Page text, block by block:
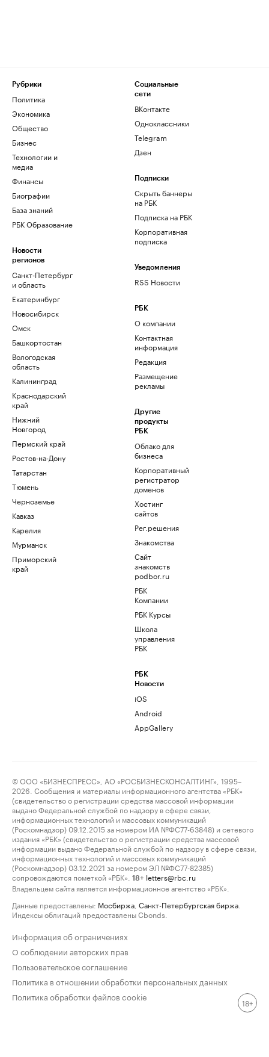
Рубрики
Политика
Экономика
Общество
Бизнес
Технологии и
медиа
Финансы
Биографии
База знаний
РБК Образование
Новости
регионов
Санкт-Петербург
и область
Екатеринбург
Новосибирск
Омск
Башкортостан
Вологодская
область
Калининград
Краснодарский
край
Нижний
Новгород
Пермский край
Ростов-на-Дону
Татарстан
Тюмень
Черноземье
Кавказ
Карелия
Мурманск
Приморский
край
Социальные
сети
ВКонтакте
Одноклассники
Telegram
Дзен
Подписки
Скрыть баннеры
на РБК
Подписка на РБК
Корпоративная
подписка
Уведомления
RSS Новости
РБК
О компании
Контактная
информация
Редакция
Размещение
рекламы
Другие
продукты
РБК
Облако для
бизнеса
Корпоративный
регистратор
доменов
Хостинг
сайтов
Рег.решения
Знакомства
Сайт
знакомств
podbor.ru
РБК
Компании
РБК Курсы
Школа
управления
РБК
РБК
Новости
iOS
Android
AppGallery
© ООО «БИЗНЕСПРЕСС», АО «РОСБИЗНЕСКОНСАЛТИНГ», 1995–
2026. Сообщения и материалы информационного агентства «РБК»
(свидетельство о регистрации средства массовой информации
выдано Федеральной службой по надзору в сфере связи,
информационных технологий и массовых коммуникаций
(Роскомнадзор) 09.12.2015 за номером ИА №ФС77-63848) и сетевого
издания «РБК» (свидетельство о регистрации средства массовой
информации выдано Федеральной службой по надзору в сфере связи,
информационных технологий и массовых коммуникаций
(Роскомнадзор) 03.12.2021 за номером ЭЛ №ФС77-82385)
сопровождаются пометкой «РБК».
18+ letters@rbc.ru
Владельцем сайта является информационное агентство «РБК».
Данные предоставлены: Мосбиржа Санкт-Петербургская биржа
Индексы облигаций предоставлены Cbonds.
Информация об ограничениях
О соблюдении авторских прав
Пользовательское соглашение
Политика в отношении обработки персональных данных
Политика обработки файлов cookie
18+